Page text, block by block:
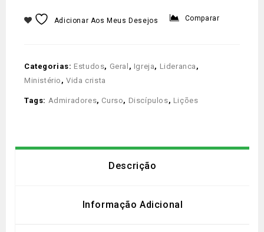
Adicionar Aos Meus Desejos Comparar
Categorias: Estudos, Geral , Igreja, Lideranca ,
Ministério ,Vida crista
Tags: Admiradores, Curso, Discípulos, Lições
Descrição
Informação Adicional